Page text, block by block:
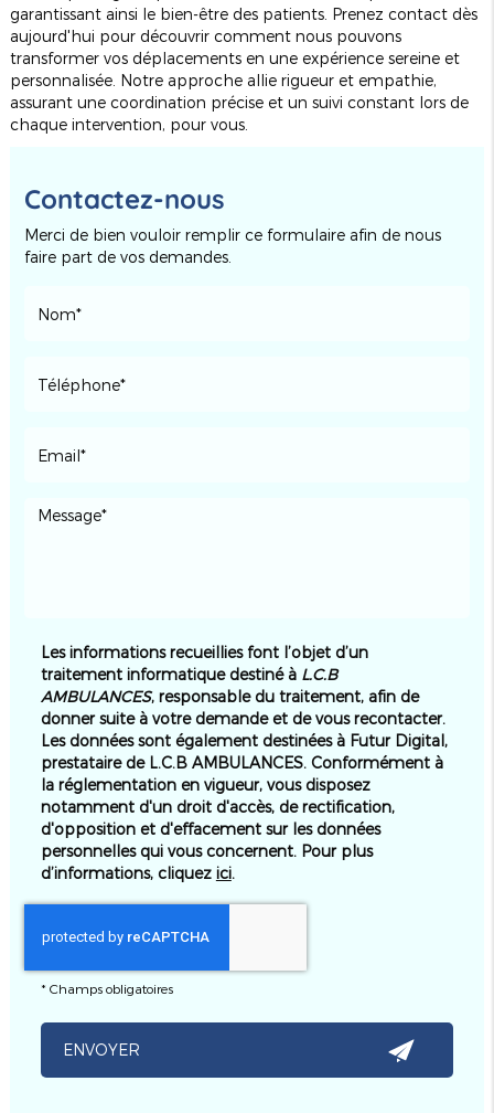
garantissant ainsi le bien-être des patients. Prenez contact dès
aujourd'hui pour découvrir comment nous pouvons
transformer vos déplacements en une expérience sereine et
personnalisée. Notre approche allie rigueur et empathie,
assurant une coordination précise et un suivi constant lors de
chaque intervention, pour vous.
Contactez-nous
Merci de bien vouloir remplir ce formulaire afin de nous
faire part de vos demandes.
Les informations recueillies font l’objet d’un
traitement informatique destiné àL.C.B
AMBULANCES, responsable du traitement, afin de
donner suite à votre demande et de vous recontacter.
Les données sont également destinées à Futur Digital,
prestataire de L.C.B AMBULANCES. Conformément à
la réglementation en vigueur, vous disposez
notamment d'un droit d'accès, de rectification,
d'opposition et d'effacement sur les données
personnelles qui vous concernent. Pour plus
d’informations, cliquez ici.
* Champs obligatoires